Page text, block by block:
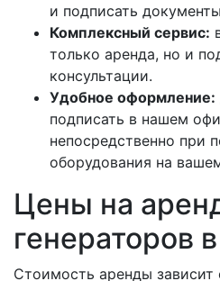
и подписать
Комплексный сервис:
только аренда, но и
консультации.
Удобное оформление:
подписать в нашем
непосредственно при
оборудования на
Цены на
генераторов
Стоимость аренды зависит